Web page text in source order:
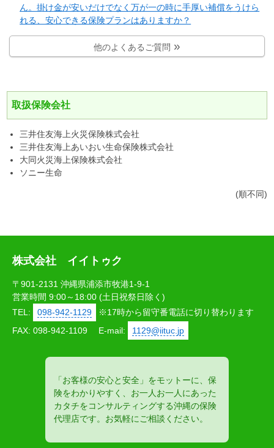
ん。掛け金が安いだけでなく万が一の時に手厚い補償をうけら
れる、安心できる保険プランはありますか？
他のよくあるご質問
取扱保険会社
三井住友海上火災保険株式会社
三井住友海上あいおい生命保険株式会社
大同火災海上保険株式会社
ソニー生命
(順不同)
株式会社 イイトゥク
〒901-2131 沖縄県浦添市牧港1-9-1
営業時間 9:00～18:00 (土日祝祭日除く)
TEL:
098-942-1129
※17時から留守番電話に切り替わります
FAX: 098-942-1109
E-mail: 1129@iituc.jp
「お客様の安心と安全」をモットーに、保
険をわかりやすく、お一人お一人にあった
カタチをコンサルティングする沖縄の保険
代理店です。お気軽にご相談ください。